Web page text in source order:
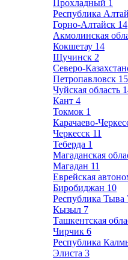
Прохладный 1
Республика Алтай
Горно-Алтайск 14
Акмолинская
Кокшетау 14
Щучинск 2
Северо-
Петропавловск 15
Чуйская область
Кант 4
Токмок 1
Карачаево-
Черкесск 11
Теберда 1
Магаданская
Магадан 11
Еврейская
Биробиджан 10
Республика Тыва
Кызыл 7
Ташкентская
Чирчик 6
Республика
Элиста 3